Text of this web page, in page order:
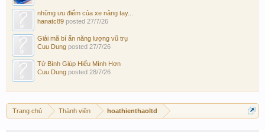
những ưu điểm của xe nâng tay...
hanatc89 posted 27/7/26
Giải mã bí ẩn năng lượng vũ trụ
Cuu Dung posted 27/7/26
Tử Bình Giúp Hiểu Mình Hơn
Cuu Dung posted 28/7/26
Trang chủ Thành viên hoathienthaoltd